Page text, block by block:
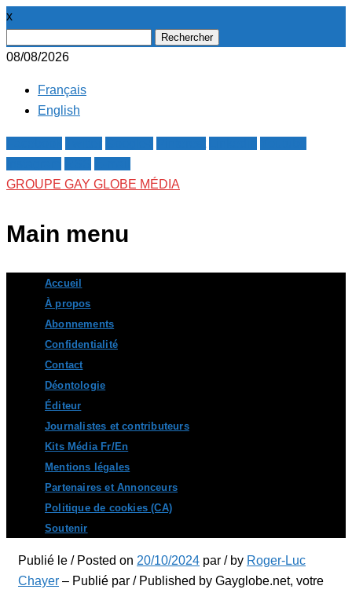
x
08/08/2026
Français
English
GROUPE GAY GLOBE MÉDIA
Main menu
content
Accueil
À propos
Abonnements
Confidentialité
Contact
Déontologie
Éditeur
Journalistes et contributeurs
Kits Média Fr/En
Mentions légales
Partenaires et Annonceurs
Politique de cookies (CA)
Soutenir
Publié le / Posted on 20/10/2024 par / by Roger-Luc
Chayer – Publié par / Published by Gayglobe.net, votre